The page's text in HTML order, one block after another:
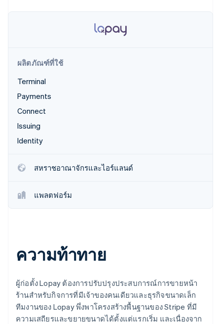
Pipeline
การซิงค์
ข้อมูล
Product roadmap
ดูสิ่งที่กำลังจะมาถึง
Radar
Atlas
การก่อตั้งบริษัทสตาร์ทอัพ
การขจัดคาร์บอน
รับชมเลย
และสันทนาการ
ประกันภัย
ตัวอย่างโค้ด
ติดต่อฝ่ายขาย
สมัครเป็นพาร์ทเนอร์
ผลิตภัณฑ์ที่ใช้
Terminal
Payments
Connect
Issuing
Identity
สหราชอาณาจักรและไอร์แลนด์
แพลตฟอร์ม
ความท้าทาย
ผู้ก่อตั้ง Lopay ต้องการปรับปรุงประสบการณ์การขายหน้า
ร้านสำหรับกิจการที่มีเจ้าของคนเดียวและธุรกิจขนาดเล็ก
ทีมงานของ Lopay พึ่งพาโครงสร้างพื้นฐานของ Stripe ที่มี
ความเสถียรและขยายขนาดได้ตั้งแต่แรกเริ่ม และเนื่องจาก